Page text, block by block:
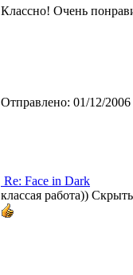
Классно! Очень
Отправлено: 01/12/
Re: Face in Dark
классая работа))